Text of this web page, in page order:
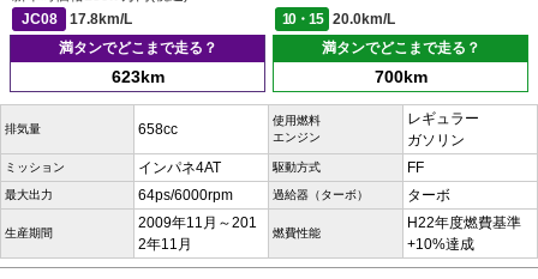
JC08
17.8km/L 10・15
20.0km/L
満タンでどこまで走る？
623km
満タンでどこまで走る？
700km
排気量 658cc
使用燃料
エンジン
レギュラー
ガソリン
ミッション インパネ4AT 駆動方式 FF
最大出力 64ps/6000rpm 過給器（ターボ） ターボ
生産期間
2009年11月～201
2年11月
燃費性能
H22年度燃費基準
+10%達成